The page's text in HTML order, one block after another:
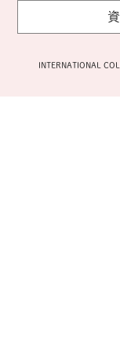
INTERNATIONAL